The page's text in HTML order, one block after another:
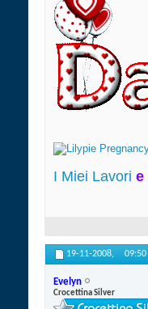
I Miei Lavori e
19-11-2008, 09:50
Evelyn
Crocettina Silver